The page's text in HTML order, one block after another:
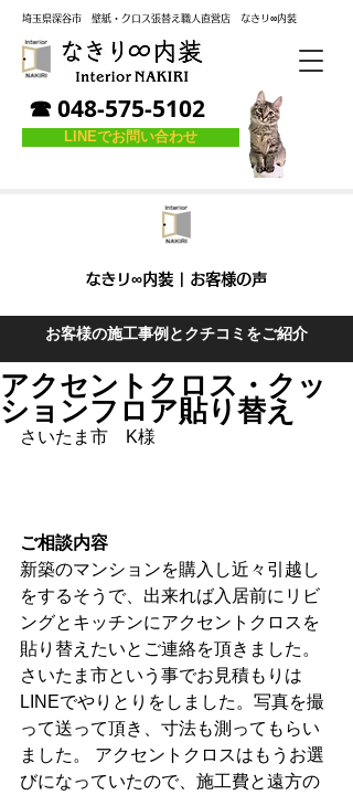
埼玉県深谷市 壁紙・クロス張替え職人直営店 なき リ∞内装
☎ 048-575-5102
LINEでお問い合わせ
なきリ∞内装 | お客様の声
お客様の施工事例とクチコミをご紹介
アクセントクロス・クッ
ションフロア貼り替え
さいたま市　K様
ご相談内容
新築のマンションを購入し近々引越し
をするそうで、出来れば入居前にリビ
ングとキッチンにアクセントクロスを
貼り替えたいとご連絡を頂きました。
さいたま市という事でお見積もりは
LINEでやりとりをしました。写真を撮
って送って頂き、寸法も測ってもらい
ました。 アクセントクロスはもうお選
びになっていたので、施工費と遠方の